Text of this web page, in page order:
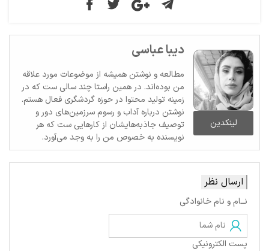
لینکدین
دیبا عباسی
مطالعه و نوشتن همیشه از موضوعات مورد علاقه
من بوده‌اند. در همین راستا چند سالی ست که در
زمینه تولید محتوا در حوزه گردشگری فعال هستم.
نوشتن درباره آداب و رسوم سرزمین‌های دور و
توصیف جاذبه‌هایشان از کارهایی ست که هر
نویسنده به خصوص من را به وجد می‌آورد.
ارسال نظر
نــام و نام خانوادگی
پست الکترونیکی